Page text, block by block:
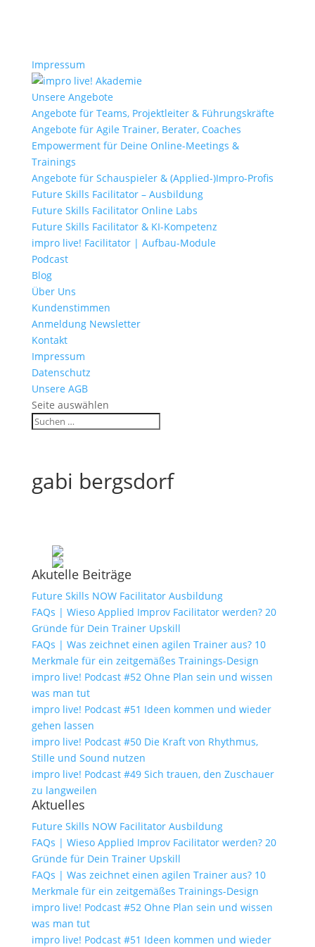
Impressum
Unsere Angebote
Angebote für Teams, Projektleiter & Führungskräfte
Angebote für Agile Trainer, Berater, Coaches
Empowerment für Deine Online-Meetings &
Trainings
Angebote für Schauspieler & (Applied-)Impro-Profis
Future Skills Facilitator – Ausbildung
Future Skills Facilitator Online Labs
Future Skills Facilitator & KI-Kompetenz
impro live! Facilitator | Aufbau-Module
Podcast
Blog
Über Uns
Kundenstimmen
Anmeldung Newsletter
Kontakt
Impressum
Datenschutz
Unsere AGB
Seite auswählen
gabi bergsdorf
Akutelle Beiträge
Future Skills NOW Facilitator Ausbildung
FAQs | Wieso Applied Improv Facilitator werden? 20
Gründe für Dein Trainer Upskill
FAQs | Was zeichnet einen agilen Trainer aus? 10
Merkmale für ein zeitgemäßes Trainings-Design
impro live! Podcast #52 Ohne Plan sein und wissen
was man tut
impro live! Podcast #51 Ideen kommen und wieder
gehen lassen
impro live! Podcast #50 Die Kraft von Rhythmus,
Stille und Sound nutzen
impro live! Podcast #49 Sich trauen, den Zuschauer
zu langweilen
Aktuelles
Future Skills NOW Facilitator Ausbildung
FAQs | Wieso Applied Improv Facilitator werden? 20
Gründe für Dein Trainer Upskill
FAQs | Was zeichnet einen agilen Trainer aus? 10
Merkmale für ein zeitgemäßes Trainings-Design
impro live! Podcast #52 Ohne Plan sein und wissen
was man tut
impro live! Podcast #51 Ideen kommen und wieder